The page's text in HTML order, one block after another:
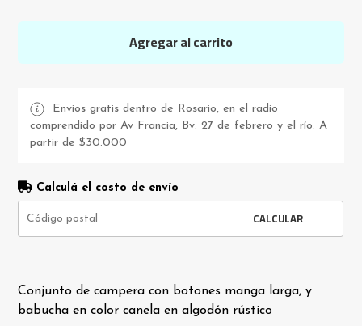
Agregar al carrito
Envios gratis dentro de Rosario, en el radio
comprendido por Av Francia, Bv. 27 de febrero y el río. A
partir de $30.000
Calculá el costo de envío
CALCULAR
Conjunto de campera con botones manga larga, y
babucha en color canela en algodón rústico